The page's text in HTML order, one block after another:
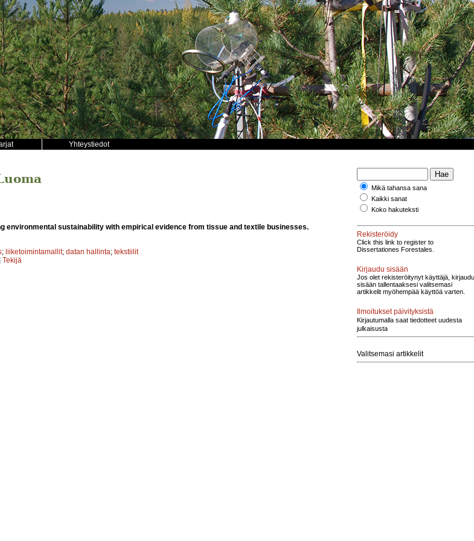
Yhteystiedot
environmental sustainability with empirical evidence from tissue and textile businesses.
; liiketoimintamallit; datan hallinta; tekstiilit
Tekijä
Mikä tahansa sana
Kaikki sanat
Koko hakuteksti
Rekisteröidy
Click this link to register to
Dissertationes Forestales.
Kirjaudu sisään
Jos olet rekisteröitynyt käyttäjä, kirjaudu
sisään tallentaaksesi valitsemasi
artikkelit myöhempää käyttöä varten.
Ilmoitukset päivityksistä
Kirjautumalla saat tiedotteet uudesta
julkaisusta
Valitsemasi artikkelit